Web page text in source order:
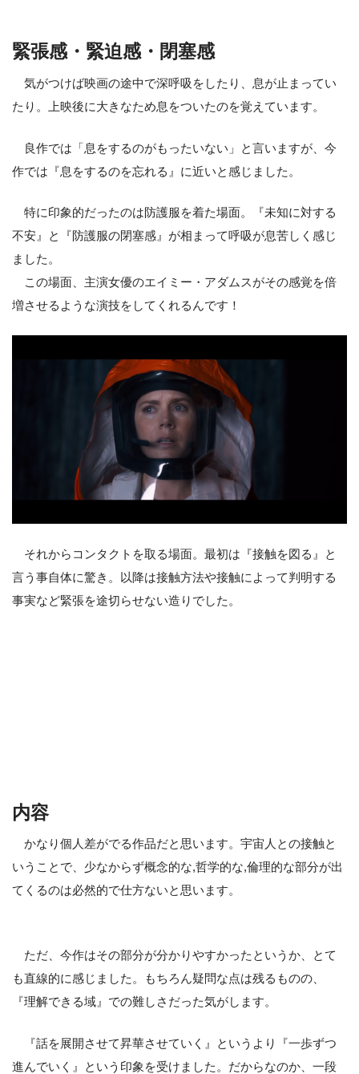
緊張感・緊迫感・閉塞感
気がつけば映画の途中で深呼吸をしたり、息が止まってい
たり。上映後に大きなため息をついたのを覚えています。
良作では「息をするのがもったいない」と言いますが、今
作では『息をするのを忘れる』に近いと感じました。
特に印象的だったのは防護服を着た場面。『未知に対する
不安』と『防護服の閉塞感』が相まって呼吸が息苦しく感じ
ました。
この場面、主演女優のエイミー・アダムスがその感覚を倍
増させるような演技をしてくれるんです！
それからコンタクトを取る場面。最初は『接触を図る』と
言う事自体に驚き。以降は接触方法や接触によって判明する
事実など緊張を途切らせない造りでした。
内容
かなり個人差がでる作品だと思います。宇宙人との接触と
いうことで、少なからず概念的な,哲学的な,倫理的な部分が出
てくるのは必然的で仕方ないと思います。
ただ、今作はその部分が分かりやすかったというか、とて
も直線的に感じました。もちろん疑問な点は残るものの、
『理解できる域』での難しさだった気がします。
『話を展開させて昇華させていく』というより『一歩ずつ
進んでいく』という印象を受けました。だからなのか、一段